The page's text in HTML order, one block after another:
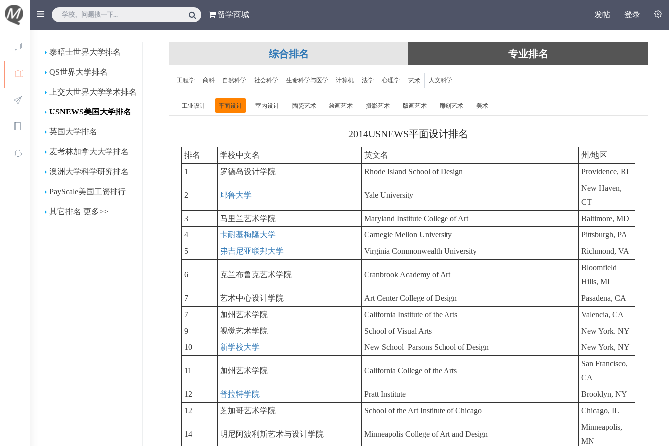
留学商城 发帖 登录
泰晤士世界大学排名
QS世界大学排名
上交大世界大学学术排名
USNEWS美国大学排名
英国大学排名
麦考林加拿大大学排名
澳洲大学科学研究排名
PayScale美国工资排行
其它排名 更多>>
综合排名 专业排名
工程学 商科 自然科学 社会科学 生命科学与医学 计算机 法学 心理学 艺术 人文科学
工业设计 平面设计 室内设计 陶瓷艺术 绘画艺术 摄影艺术 版画艺术 雕刻艺术 美术
2014USNEWS平面设计排名
排名 学校中文名 英文名
州/地区
1
罗德岛设计学院 Rhode Island School of Design Providence, RI
2 耶鲁大学 Yale University
New Haven,
CT
3
马里兰艺术学院 Maryland Institute College of Art
Baltimore, MD
4
卡耐基梅隆大学 Carnegie Mellon University
Pittsburgh, PA
5
弗吉尼亚联邦大学 Virginia Commonwealth University Richmond, VA
6 克兰布鲁克艺术学院 Cranbrook Academy of Art
Bloomfield
Hills, MI
7
艺术中心设计学院 Art Center College of Design
Pasadena, CA
7
加州艺术学院 California Institute of the Arts
Valencia, CA
9
视觉艺术学院 School of Visual Arts
New York, NY
10
新学校大学 New School–​Parsons School of Design New York, NY
11 加州艺术学院 California College of the Arts
San Francisco,
CA
12
普拉特学院 Pratt Institute
Brooklyn, NY
12
芝加哥艺术学院 School of the Art Institute of Chicago Chicago, IL
14 明尼阿波利斯艺术与设计学院 Minneapolis College of Art and Design
Minneapolis,
MN